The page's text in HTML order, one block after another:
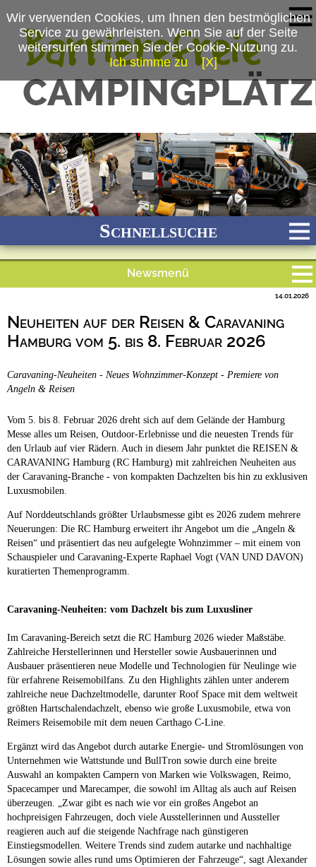
Schnellsuche
Ganzjährig geöffnet
Newsmenü
Campingplätze
Neuheiten auf der Reisen & Caravaning
Hamburg vom 5. bis 8. Februar 2026
14.01.2026
Caravaning-Neuheiten - Neues Wohnzimmer-Konzept - Premiere von
Angeln & Reisen
Vom 5. bis 8. Februar 2026 dreht sich auf dem Gelände der Hamburg
Messe alles um Reisen, Outdoor-Erlebnisse und die neuesten Trends für
den Urlaub auf vier Rädern. Auch in diesem Jahr punktet die REISEN &
CARAVANING Hamburg (RC Hamburg) mit zahlreichen Neuheiten aus
der Caravaning-Branche - von kompakten Dachzelten bis hin zu exklusiven
Luxusmobilen.
Auf Norddeutschlands größter Urlaubsmesse gibt es 2026 zudem mehrere
Neuerungen: Die RC Hamburg erweitert ihr Angebot um die „Angeln &
Reisen“ und präsentiert das neu aufgelegte Wohnzimmer – mit einem von
Schauspieler und Caravaning-Experte Raphael Vogt (VAN UND DAVON)
kuratierten Themenprogramm.
Caravaning-Neuheiten: vom Dachzelt bis zum Luxusliner
Im Caravaning-Bereich setzt die RC Hamburg 2026 wieder Maßstäbe.
Zahlreiche Herstellerinnen und Hersteller sowie Ausbauerinnen und
Ausbauer präsentieren neue Modelle und Technologien für Neulinge wie
für erfahrene Reisemobilfans. Zu den Highlights zählen unter anderem
zahlreiche neue Dachzeltmodelle, darunter Roof Space mit dem weltweit
größten Hartschalendachzelt, ebenso wie große Luxusmobile, etwa von
Reimers Reisemobile mit dem neuen Carthago C-Line.
Ergänzt wird das Angebot durch autarke Energie- und Stromlösungen von
Unternehmen wie Wattstunde und BullTron sowie durch eine breite
Auswahl an kompakten Campern von Marken wie Volkswagen, Reimo,
Spacecamper und Marecamper, die sowohl im Alltag als auch auf Reisen
überzeugen. „Zwar gibt es nach wie vor ein großes Angebot an
hochpreisigen Fahrzeugen, doch viele Ausstellerinnen und Aussteller
reagieren auch auf die steigende Nachfrage nach günstigeren
Einstiegsmodellen. Weitere Trends sind zudem autarke und nachhaltige
Lösungen sowie alles rund ums Optimieren der Fahrzeuge“, sagt Alexander
Wir verwenden Cookies, um Ihnen den bestmöglichen
Service zu gewährleisten. Wenn Sie auf der Seite
weitersurfen stimmen Sie der Cookie-Nutzung zu.
Ich stimme zu
[X]